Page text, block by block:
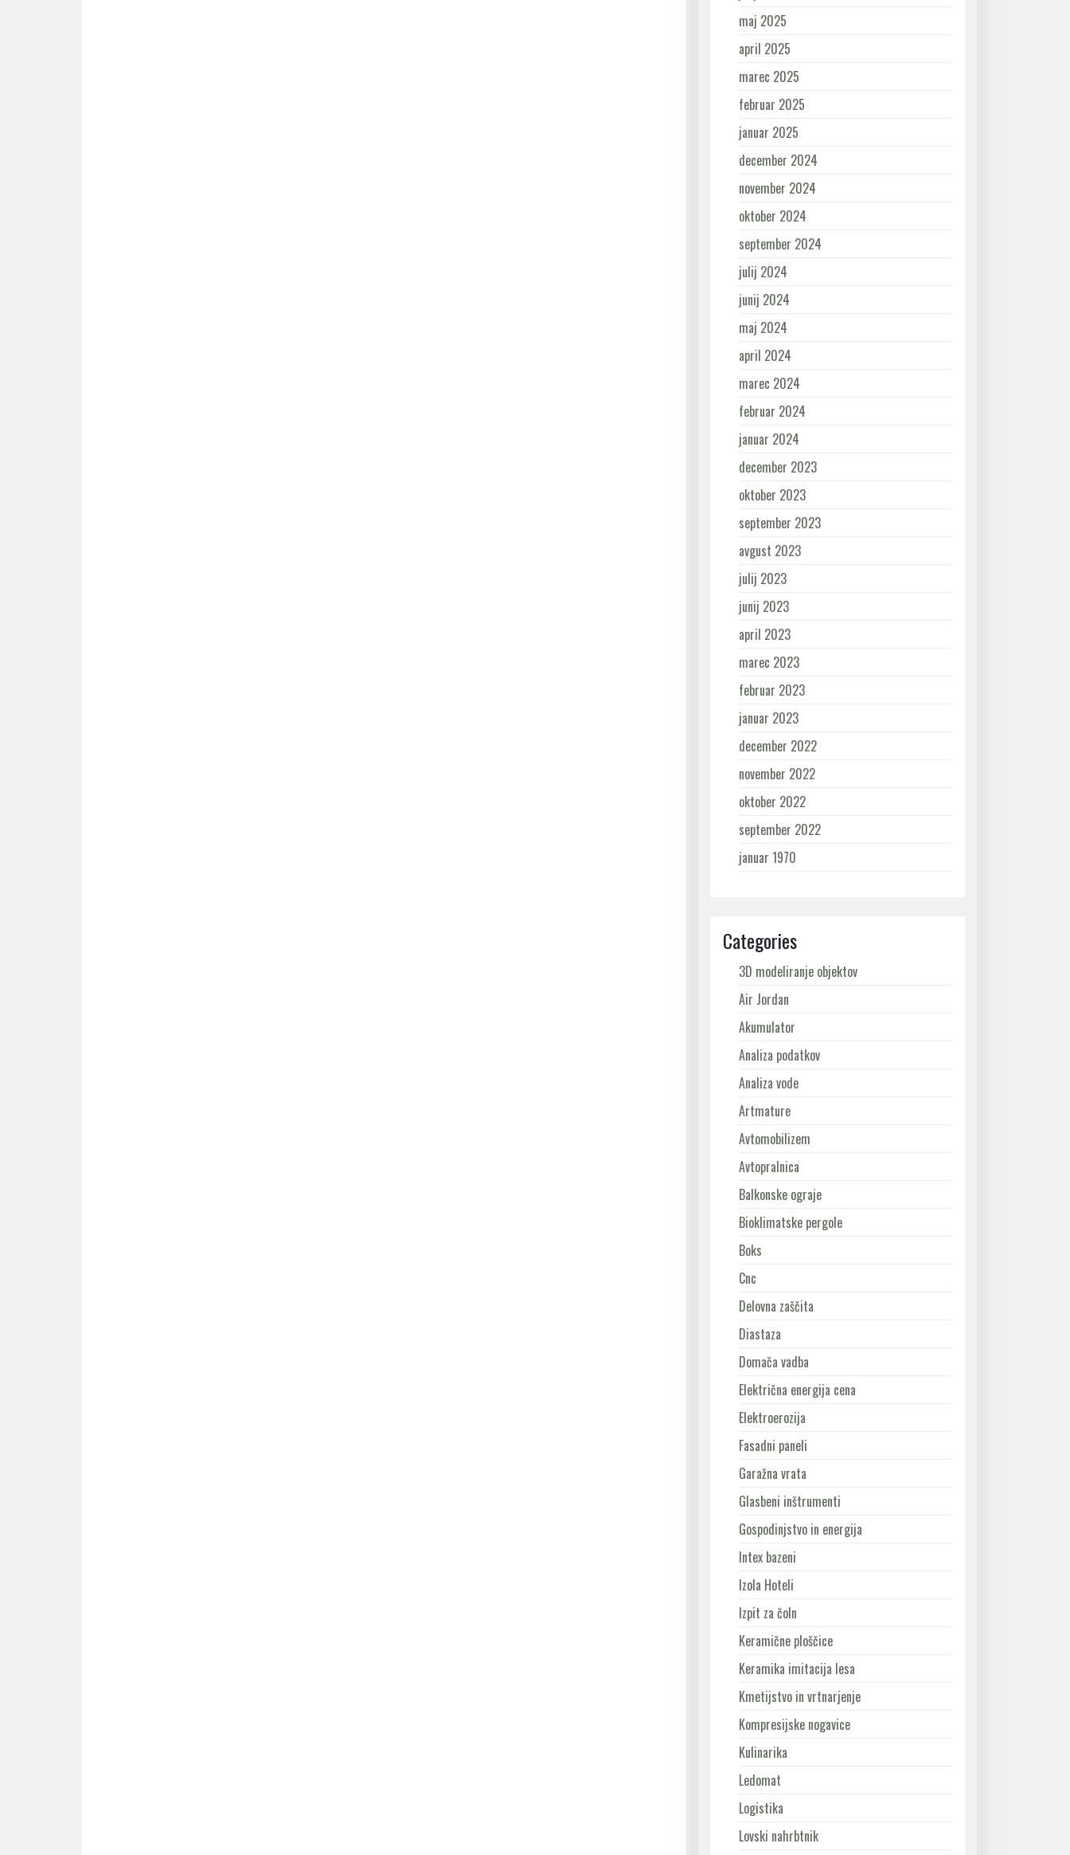
maj 2025
april 2025
marec 2025
februar 2025
januar 2025
december 2024
november 2024
oktober 2024
september 2024
julij 2024
junij 2024
maj 2024
april 2024
marec 2024
februar 2024
januar 2024
december 2023
oktober 2023
september 2023
avgust 2023
julij 2023
junij 2023
april 2023
marec 2023
februar 2023
januar 2023
december 2022
november 2022
oktober 2022
september 2022
januar 1970
Categories
3D modeliranje objektov
Air Jordan
Akumulator
Analiza podatkov
Analiza vode
Artmature
Avtomobilizem
Avtopralnica
Balkonske ograje
Bioklimatske pergole
Boks
Cnc
Delovna zaščita
Diastaza
Domača vadba
Električna energija cena
Elektroerozija
Fasadni paneli
Garažna vrata
Glasbeni inštrumenti
Gospodinjstvo in energija
Intex bazeni
Izola Hoteli
Izpit za čoln
Keramične ploščice
Keramika imitacija lesa
Kmetijstvo in vrtnarjenje
Kompresijske nogavice
Kulinarika
Ledomat
Logistika
Lovski nahrbtnik